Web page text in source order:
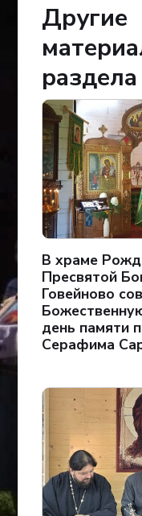
Другие
раздела
В храме
Пресвятой
Говейново
день памяти
Серафима